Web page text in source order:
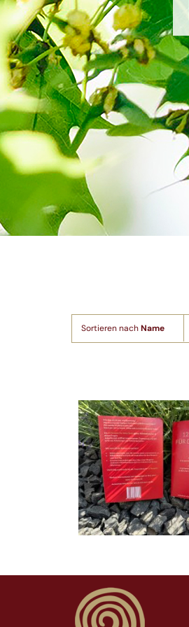
Sortieren nachName